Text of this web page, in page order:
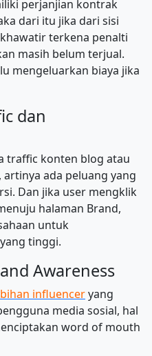
perjanjian kontrak
dari itu jika dari sisi
terkena penalti
masih belum terjual.
mengeluarkan biaya jika
dan
traffic konten blog atau
ada peluang yang
Dan jika user mengklik
halaman Brand,
untuk
tinggi.
Awareness
influenceryang
media sosial, hal
word of mouth